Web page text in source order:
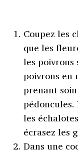
Coupez les
que les
les poivrons
poivrons en
prenant
pédoncules.
les
écrasez les
Dans une